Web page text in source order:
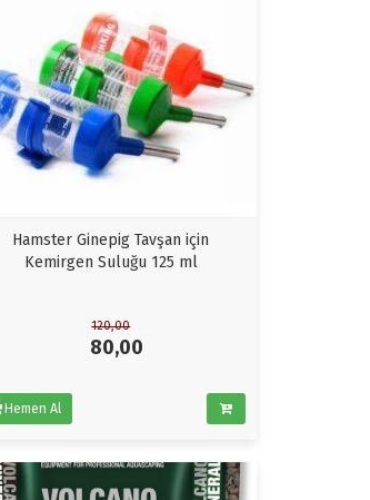
Hamster Ginepig Tavşan için
Kemirgen Suluğu 125 ml
120,00
80,00
Hemen Al